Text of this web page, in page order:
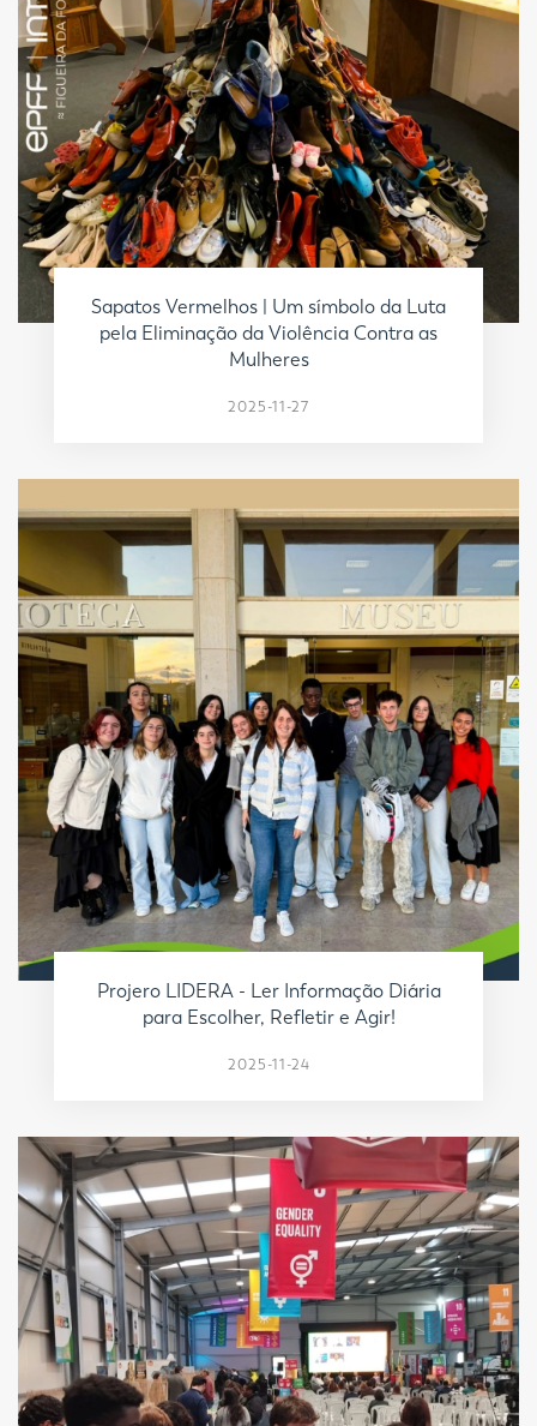
Sapatos Vermelhos | Um símbolo da Luta
pela Eliminação da Violência Contra as
Mulheres
2025-11-27
Projero LIDERA - Ler Informação Diária
para Escolher, Refletir e Agir!
2025-11-24